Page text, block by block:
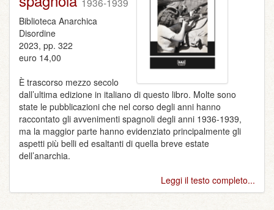
Biblioteca Anarchica
Disordine
2023, pp. 322
euro 14,00
È trascorso mezzo secolo
dall’ultima edizione in italiano di questo libro. Molte sono
state le pubblicazioni che nel corso degli anni hanno
raccontato gli avvenimenti spagnoli degli anni 1936-1939,
ma la maggior parte hanno evidenziato principalmente gli
aspetti più belli ed esaltanti di quella breve estate
dell’anarchia.
Leggi il testo completo...